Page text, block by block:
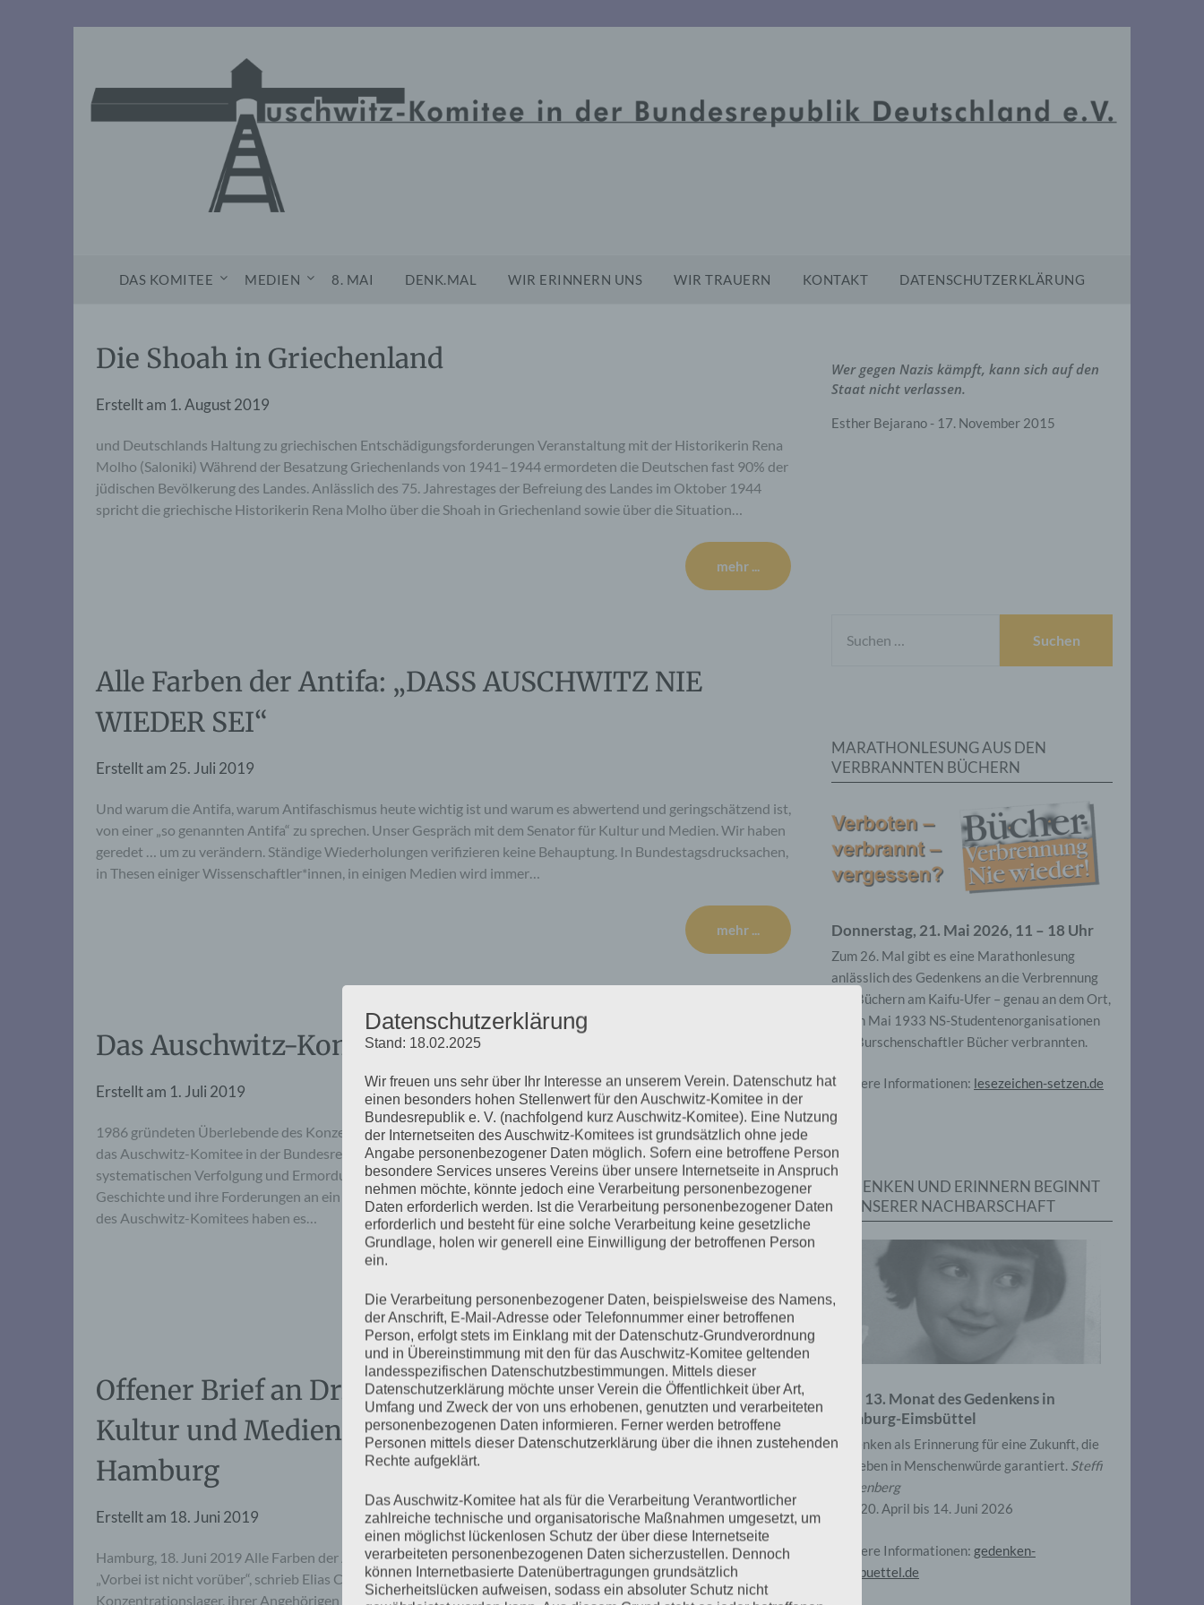
DAS KOMITEE MEDIEN 8. MAI DENK.MAL WIR ERINNERN UNS WIR TRAUERN KONTAKT DATENSCHUTZERKLÄRUNG
Die Shoah in Griechenland
Erstellt am 1. August 2019
und Deutschlands Haltung zu griechischen Entschädigungsforderungen Veranstaltung mit der Historikerin Rena
Molho (Saloniki) Während der Besatzung Griechenlands von 1941–1944 ermordeten die Deutschen fast 90% der
jüdischen Bevölkerung des Landes. Anlässlich des 75. Jahrestages der Befreiung des Landes im Oktober 1944
spricht die griechische Historikerin Rena Molho über die Shoah in Griechenland sowie über die Situation…
mehr ...
Alle Farben der Antifa: „DASS AUSCHWITZ NIE
WIEDER SEI“
Erstellt am 25. Juli 2019
Und warum die Antifa, warum Antifaschismus heute wichtig ist und warum es abwertend und geringschätzend ist,
von einer „so genannten Antifa“ zu sprechen. Unser Gespräch mit dem Senator für Kultur und Medien. Wir haben
geredet … um zu verändern. Ständige Wiederholungen verifizieren keine Behauptung. In Bundestagsdrucksachen,
in Thesen einiger Wissenschaftler*innen, in einigen Medien wird immer…
mehr ...
Das Auschwitz-Komitee
Erstellt am 1. Juli 2019
1986 gründeten Überlebende des Konzentrationslagers Auschwitz, ihre Angehörigen, Freundinnen und Freunde
das Auschwitz-Komitee in der Bundesrepublik Deutschland e.V. Die Wenigen, denen es gelang, der
systematischen Verfolgung und Ermordung zu entgehen, haben sich organisiert, damit ihre Stimme, ihre
Geschichte und ihre Forderungen an ein demokratisches Deutschland sichtbar und hörbar werden. Die Mitglieder
des Auschwitz-Komitees haben es…
Offener Brief an Dr. Carsten Brosda, Senator für
Kultur und Medien der Freien und Hansestadt
Hamburg
Erstellt am 18. Juni 2019
Hamburg, 18. Juni 2019 Alle Farben der AntifaWir müssen reden, Herr Senator! Sehr geehrter Senator Dr. Brosda,
„Vorbei ist nicht vorüber“, schrieb Elias Canetti. Das ist für uns als Vereinigung der Überlebenden der
Konzentrationslager, ihrer Angehörigen und Freundinnen tägliches Erleben. Und daraus folgt für uns: Wir sind
Wer gegen Nazis kämpft, kann sich auf den
Staat nicht verlassen.
Esther Bejarano - 17. November 2015
NACH:
MARATHONLESUNG AUS DEN
VERBRANNTEN BÜCHERN
Donnerstag, 21. Mai 2026, 11 – 18 Uhr
Zum 26. Mal gibt es eine Marathonlesung
anlässlich des Gedenkens an die Verbrennung
von Büchern am Kaifu-Ufer – genau an dem Ort,
wo im Mai 1933 NS-Studentenorganisationen
und Burschenschaftler Bücher verbrannten.
Weitere Informationen: lesezeichen-setzen.de
GEDENKEN UND ERINNERN BEGINNT
IN UNSERER NACHBARSCHAFT
Zum 13. Monat des Gedenkens in
Hamburg-Eimsbüttel
Gedenken als Erinnerung für eine Zukunft, die
ein Leben in Menschenwürde garantiert. Steffi
Wittenberg
Vom 20. April bis 14. Juni 2026
Weitere Informationen: gedenken-
eimsbuettel.de
Datenschutzerklärung
Stand: 18.02.2025
Wir freuen uns sehr über Ihr Interesse an unserem Verein. Datenschutz hat
einen besonders hohen Stellenwert für den Auschwitz-Komitee in der
Bundesrepublik e. V. (nachfolgend kurz Auschwitz-Komitee). Eine Nutzung
der Internetseiten des Auschwitz-Komitees ist grundsätzlich ohne jede
Angabe personenbezogener Daten möglich. Sofern eine betroffene Person
besondere Services unseres Vereins über unsere Internetseite in Anspruch
nehmen möchte, könnte jedoch eine Verarbeitung personenbezogener
Daten erforderlich werden. Ist die Verarbeitung personenbezogener Daten
erforderlich und besteht für eine solche Verarbeitung keine gesetzliche
Grundlage, holen wir generell eine Einwilligung der betroffenen Person
ein.
Die Verarbeitung personenbezogener Daten, beispielsweise des Namens,
der Anschrift, E-Mail-Adresse oder Telefonnummer einer betroffenen
Person, erfolgt stets im Einklang mit der Datenschutz-Grundverordnung
und in Übereinstimmung mit den für das Auschwitz-Komitee geltenden
landesspezifischen Datenschutzbestimmungen. Mittels dieser
Datenschutzerklärung möchte unser Verein die Öffentlichkeit über Art,
Umfang und Zweck der von uns erhobenen, genutzten und verarbeiteten
personenbezogenen Daten informieren. Ferner werden betroffene
Personen mittels dieser Datenschutzerklärung über die ihnen zustehenden
Rechte aufgeklärt.
Das Auschwitz-Komitee hat als für die Verarbeitung Verantwortlicher
zahlreiche technische und organisatorische Maßnahmen umgesetzt, um
einen möglichst lückenlosen Schutz der über diese Internetseite
verarbeiteten personenbezogenen Daten sicherzustellen. Dennoch
können Internetbasierte Datenübertragungen grundsätzlich
Sicherheitslücken aufweisen, sodass ein absoluter Schutz nicht